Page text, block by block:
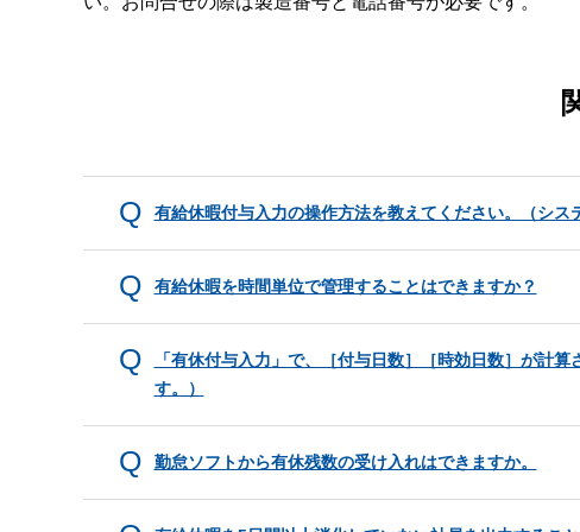
有給休暇付与入力の操作方法を教えてください。（シ
有給休暇を時間単位で管理することはできますか？
「有休付与入力」で、［付与日数］［時効日数］が計
す。）
勤怠ソフトから有休残数の受け入れはできますか。